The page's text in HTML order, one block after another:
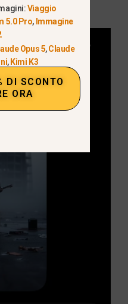
Viaggio
5.0 Pro, Immagine
Opus 5,Claude
,Kimi K3
DI SCONTO
ORA